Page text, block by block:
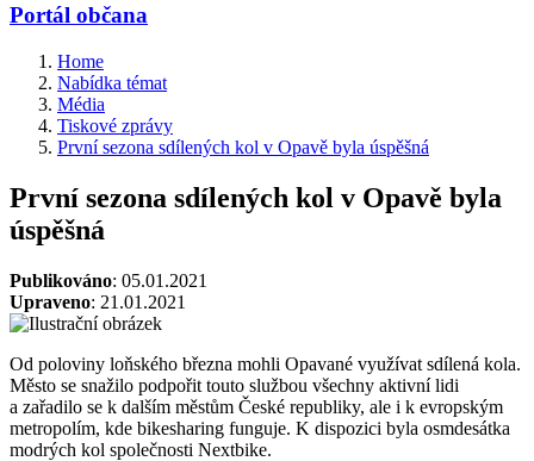
Portál občana
Home
Nabídka témat
Média
Tiskové zprávy
První sezona sdílených kol v Opavě byla úspěšná
První sezona sdílených kol v Opavě byla
úspěšná
Publikováno: 05.01.2021
Upraveno: 21.01.2021
Od poloviny loňského března mohli Opavané využívat sdílená kola.
Město se snažilo podpořit touto službou všechny aktivní lidi
a zařadilo se k dalším městům České republiky, ale i k evropským
metropolím, kde bikesharing funguje. K dispozici byla osmdesátka
modrých kol společnosti Nextbike.